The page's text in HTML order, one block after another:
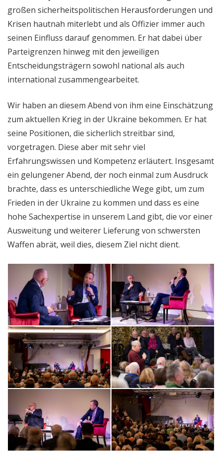
großen sicherheitspolitischen Herausforderungen und
Krisen hautnah miterlebt und als Offizier immer auch
seinen Einfluss darauf genommen. Er hat dabei über
Parteigrenzen hinweg mit den jeweiligen
Entscheidungsträgern sowohl national als auch
international zusammengearbeitet.
Wir haben an diesem Abend von ihm eine Einschätzung
zum aktuellen Krieg in der Ukraine bekommen. Er hat
seine Positionen, die sicherlich streitbar sind,
vorgetragen. Diese aber mit sehr viel
Erfahrungswissen und Kompetenz erläutert. Insgesamt
ein gelungener Abend, der noch einmal zum Ausdruck
brachte, dass es unterschiedliche Wege gibt, um zum
Frieden in der Ukraine zu kommen und dass es eine
hohe Sachexpertise in unserem Land gibt, die vor einer
Ausweitung und weiterer Lieferung von schwersten
Waffen abrät, weil dies, diesem Ziel nicht dient.